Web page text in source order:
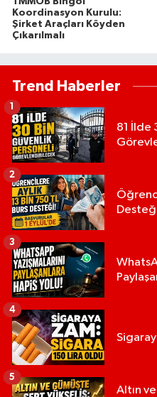
Koordinasyon Kurulu:
Şirket Araçları Köyden
Çıkarılmalı
Trend Haberler
81 İlde
2
3
4
Altın
5